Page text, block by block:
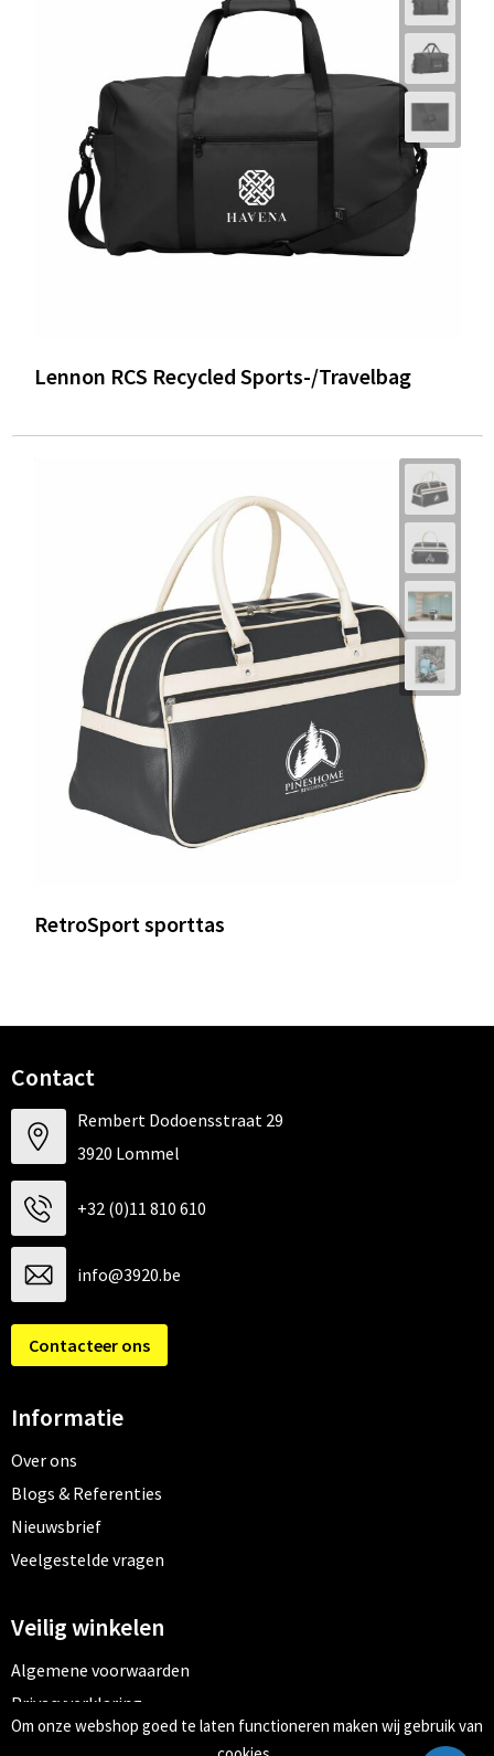
Lennon RCS Recycled Sports-/Travelbag
RetroSport sporttas
Contact
Rembert Dodoensstraat 29
3920 Lommel
+32 (0)11 810 610
info@3920.be
Contacteer ons
Informatie
Over ons
Blogs & Referenties
Nieuwsbrief
Veelgestelde vragen
Veilig winkelen
Algemene voorwaarden
Privacyverklaring
Cookiebeleid
Om onze webshop goed te laten functioneren maken wij gebruik van